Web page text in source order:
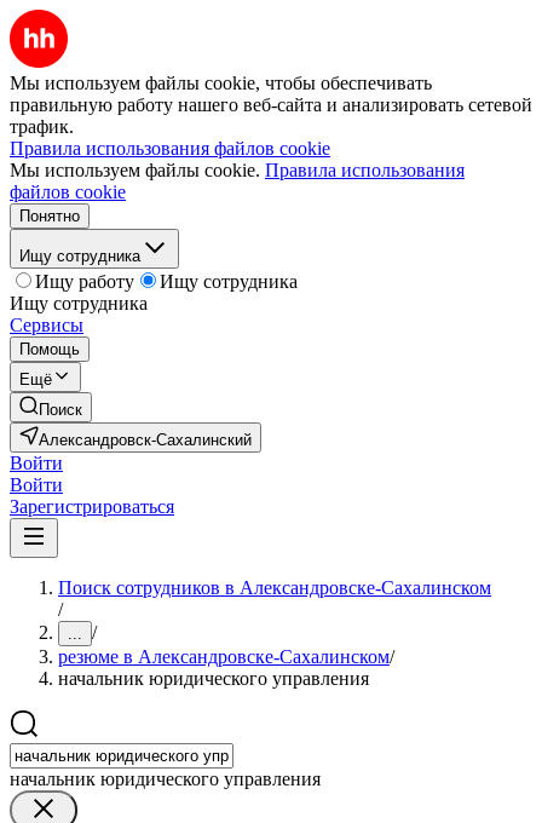
Мы используем файлы cookie, чтобы обеспечивать
правильную работу нашего веб-сайта и анализировать сетевой
трафик.
Правила использования файлов cookie
Мы используем файлы cookie. Правила использования
файлов cookie
Понятно
Ищу сотрудника
Ищу работу
Ищу сотрудника
Ищу сотрудника
Сервисы
Помощь
Ещё
Поиск
Александровск-Сахалинский
Войти
Войти
Зарегистрироваться
Поиск сотрудников в Александровске-Сахалинском
/
... /
резюме в Александровске-Сахалинском/
начальник юридического управления
начальник юридического управления